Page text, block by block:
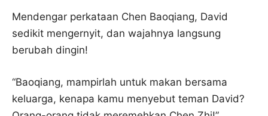
Mendengar perkataan Chen Baoqiang, David
sedikit mengernyit, dan wajahnya langsung
berubah dingin!
“Baoqiang, mampirlah untuk makan bersama
keluarga, kenapa kamu menyebut teman David?